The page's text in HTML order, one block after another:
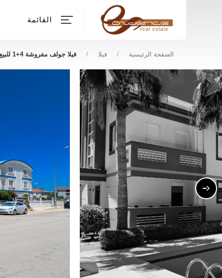
القائمة
الصفحة الرئيسية / فيلا / فيلا جولف مفروشة 4+1 للبيع في أنطاليا بيليك